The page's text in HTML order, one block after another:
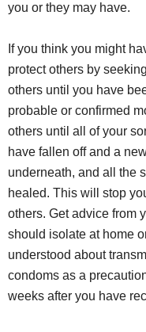
you or they may have.
If you think you might
protect others by
others until you have
probable or confirmed
others until all of your
have fallen off and a
underneath, and all the
healed. This will stop
others. Get advice from
should isolate at home
understood about
condoms as a
weeks after you have